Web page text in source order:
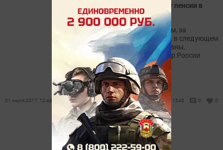
Кому и насколько повысят пенсии в
2018 году?
Выплаты всем пенсионерам, за
исключением работающих, в следующем
году будут проиндексированы,
пообещал премьер-министр России
Дмитрий Медведев.
01 июля 2017, 12:49 1548 0 0